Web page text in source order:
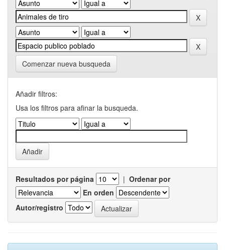
Comenzar nueva busqueda
Añadir filtros:
Usa los filtros para afinar la busqueda.
Resultados por página | Ordenar por
En orden
Autor/registro